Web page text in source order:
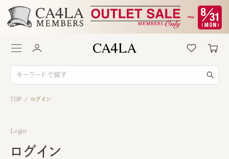
TOP / ログイン
Login
ログイン